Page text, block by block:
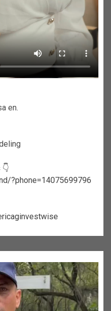
en.
?phone=14075699796